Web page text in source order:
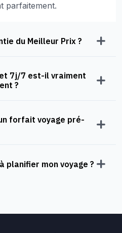
parfaitement.
du Meilleur Prix ?
7j/7 est-il vraiment
?
forfait voyage pré-
planifier mon voyage ?